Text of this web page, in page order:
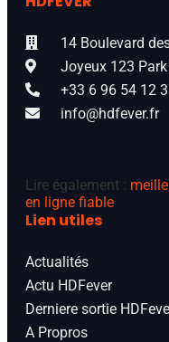
14 Boulevard
Joyeux 123
+33 6 96 54 12
info@hdfever.fr
Lire également :
en ligne fiable
Lien utiles
Actualités
Actu HDFever
Derniere sortie
A Propros